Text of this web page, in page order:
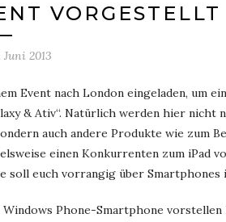
VORGESTELLT
Juni 2013
Event nach London eingeladen, um
& Ativ“. Natürlich werden hier nicht
auch andere Produkte wie zum
einen Konkurrenten zum iPad
soll euch vorrangig über Smartphones
Phone-Smartphone vorstellen